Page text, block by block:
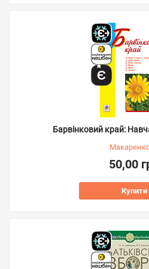
Барвінковий край:
50,00
Купити